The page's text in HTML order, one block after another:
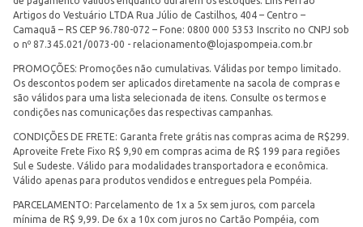
Artigos do Vestuário LTDA Rua Júlio de Castilhos, 404 – Centro –
Camaquã – RS CEP 96.780-072 – Fone: 0800 000 5353 Inscrito no CNPJ sob
o nº 87.345.021/0073-00 - relacionamento@lojaspompeia.com.br
PROMOÇÕES: Promoções não cumulativas. Válidas por tempo limitado.
Os descontos podem ser aplicados diretamente na sacola de compras e
são válidos para uma lista selecionada de itens. Consulte os termos e
condições nas comunicações das respectivas campanhas.
CONDIÇÕES DE FRETE: Garanta frete grátis nas compras acima de R$299.
Aproveite Frete Fixo R$ 9,90 em compras acima de R$ 199 para regiões
Sul e Sudeste. Válido para modalidades transportadora e econômica.
Válido apenas para produtos vendidos e entregues pela Pompéia.
PARCELAMENTO: Parcelamento de 1x a 5x sem juros, com parcela
mínima de R$ 9,99. De 6x a 10x com juros no Cartão Pompéia, com